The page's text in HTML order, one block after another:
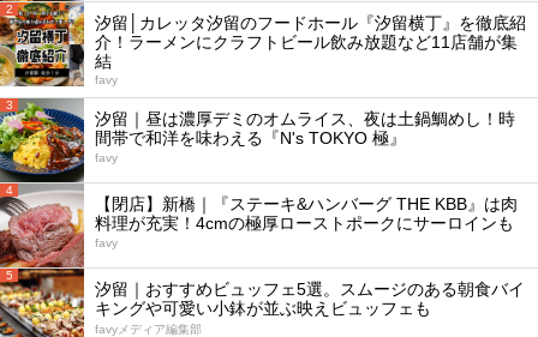
2
汐留│カレッタ汐留のフードホール『汐留横丁』を徹底紹
介！ラーメンにクラフトビール飲み放題など11店舗が集
結
favy
3
汐留｜昼は濃厚デミのオムライス、夜は土鍋鯛めし！時
間帯で和洋を味わえる『N's TOKYO 極』
favy
4
【閉店】新橋｜『ステーキ&ハンバーグ THE KBB』は肉
料理が充実！4cmの極厚ローストポークにサーロインも
favy
5
汐留｜おすすめビュッフェ5選。スムージのある朝食バイ
キングや可愛い小鉢が並ぶ映えビュッフェも
favyメディア編集部